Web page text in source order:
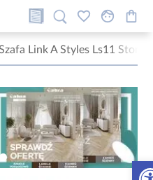
Link A Styles Ls11 Stone